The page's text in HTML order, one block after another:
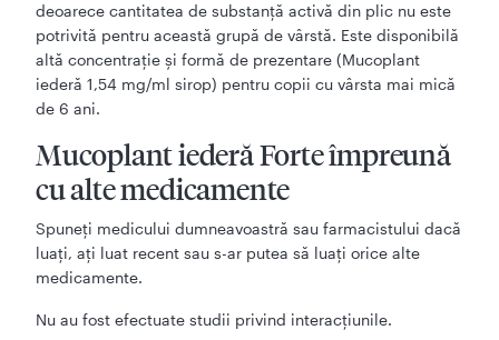
deoarece cantitatea de substanță activă din plic nu este
potrivită pentru această grupă de vârstă. Este disponibilă
altă concentrație și formă de prezentare (Mucoplant
iederă 1,54 mg/ml sirop) pentru copii cu vârsta mai mică
de 6 ani.
Mucoplant iederă Forte împreună
cu alte medicamente
Spuneţi medicului dumneavoastră sau farmacistului dacă
luaţi, aţi luat recent sau s-ar putea să luaţi orice alte
medicamente.
Nu au fost efectuate studii privind interacțiunile.